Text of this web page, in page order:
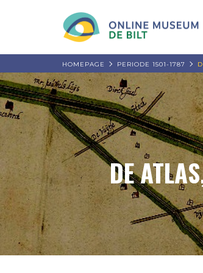
HOMEPAGE PERIODE 1501-1787
DE